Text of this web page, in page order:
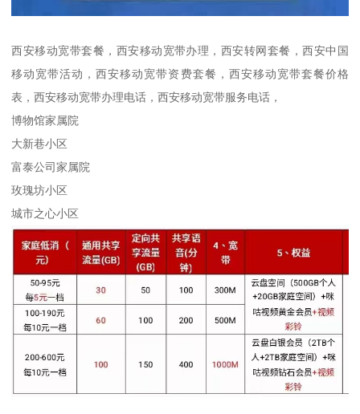
西安移动宽带套餐，西安移动宽带办理，西安转网套餐，西安中国
移动宽带活动，西安移动宽带资费套餐，西安移动宽带套餐价格
表，西安移动宽带办理电话，西安移动宽带服务电话，
博物馆家属院
大新巷小区
富泰公司家属院
玫瑰坊小区
城市之心小区